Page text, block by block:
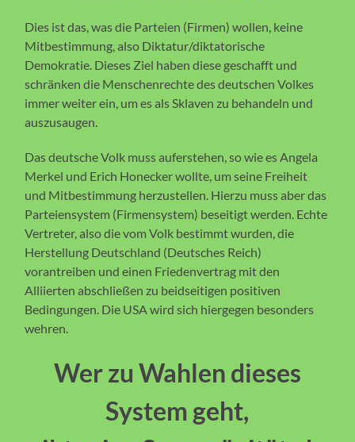
Dies ist das, was die Parteien (Firmen) wollen, keine
Mitbestimmung, also Diktatur/diktatorische
Demokratie. Dieses Ziel haben diese geschafft und
schränken die Menschenrechte des deutschen Volkes
immer weiter ein, um es als Sklaven zu behandeln und
auszusaugen.
Das deutsche Volk muss auferstehen, so wie es Angela
Merkel und Erich Honecker wollte, um seine Freiheit
und Mitbestimmung herzustellen. Hierzu muss aber das
Parteiensystem (Firmensystem) beseitigt werden. Echte
Vertreter, also die vom Volk bestimmt wurden, die
Herstellung Deutschland (Deutsches Reich)
vorantreiben und einen Friedenvertrag mit den
Alliierten abschließen zu beidseitigen positiven
Bedingungen. Die USA wird sich hiergegen besonders
wehren.
Wer zu Wahlen dieses
System geht,